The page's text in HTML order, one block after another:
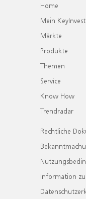
Home
Mein KeyInvest
Märkte
Produkte
Themen
Service
Know How
Trendradar
Rechtliche
Information zu